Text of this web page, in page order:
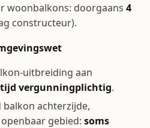
woonbalkons: doorgaans 4
constructeur).
uitbreiding aan
vergunningplichtig.
achterzijde,
gebied: soms